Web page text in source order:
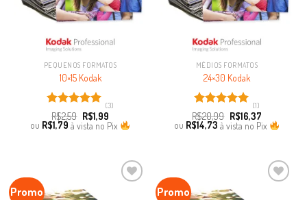
PEQUENOS FORMATOS
10×15 Kodak
Avaliação
5.00de 5
(3)
R$2,59 R$1,99
ou R$1,79 à vista no Pix
MÉDIOS FORMATOS
24×30 Kodak
Avaliação
5.00de 5
(1)
R$20,99 R$16,37
ou R$14,73 à vista no Pix
Promo Promo